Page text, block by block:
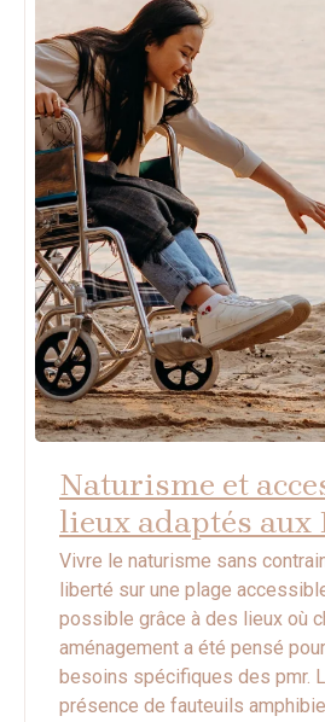
Naturisme et
lieux adaptés aux
Vivre le naturisme sans
liberté sur une plage
possible grâce à des lieux où
aménagement a été pensé
besoins spécifiques des pmr.
présence de fauteuils